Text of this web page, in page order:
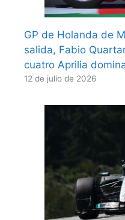
GP de Holanda de
salida, Fabio
cuatro Aprilia
12 de julio de 2026